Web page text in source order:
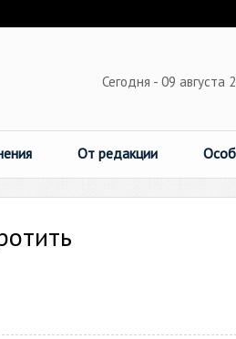
Сегодня - 09 августа
От редакции